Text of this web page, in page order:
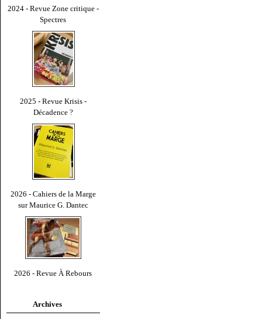
2024 - Revue Zone critique -
Spectres
2025 - Revue Krisis -
Décadence ?
2026 - Cahiers de la Marge
sur Maurice G. Dantec
2026 - Revue À Rebours
Archives